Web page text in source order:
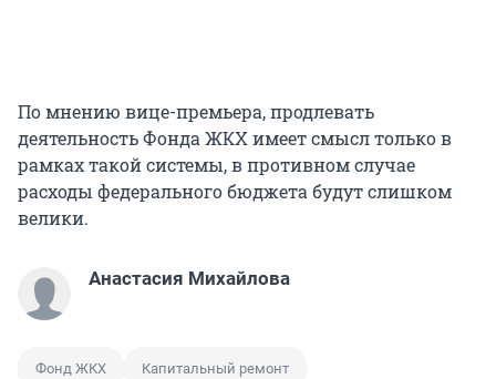
По мнению вице-премьера, продлевать
деятельность Фонда ЖКХ имеет смысл только в
рамках такой системы, в противном случае
расходы федерального бюджета будут слишком
велики.
Анастасия Михайлова
Фонд ЖКХ Капитальный ремонт